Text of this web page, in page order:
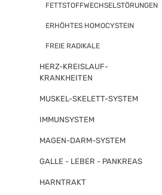
FETTSTOFFWECHSELSTÖRUNGEN
ERHÖHTES HOMOCYSTEIN
FREIE RADIKALE
HERZ-KREISLAUF-
KRANKHEITEN
MUSKEL-SKELETT-SYSTEM
IMMUNSYSTEM
MAGEN-DARM-SYSTEM
GALLE - LEBER - PANKREAS
HARNTRAKT